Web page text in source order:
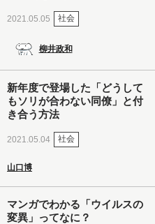
2021.05.05 社会
柳井政和
新年度で登場した「どうして
もソリが合わない同僚」と付
き合う方法
2021.05.04 社会
山口博
マンガでわかる「ウイルスの
変異」ってなに？